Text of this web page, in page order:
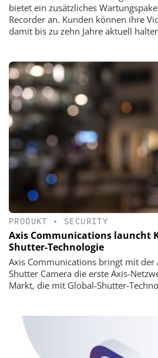
bietet ein zusätzliches
Recorder an. Kunden können ihre
damit bis zu zehn Jahre aktuell
PRODUKT • SECURITY
Axis Communications launcht
Shutter-Technologie
Axis Communications bringt mit der
Shutter Camera die erste Axis-
Markt, die mit Global-Shutter-